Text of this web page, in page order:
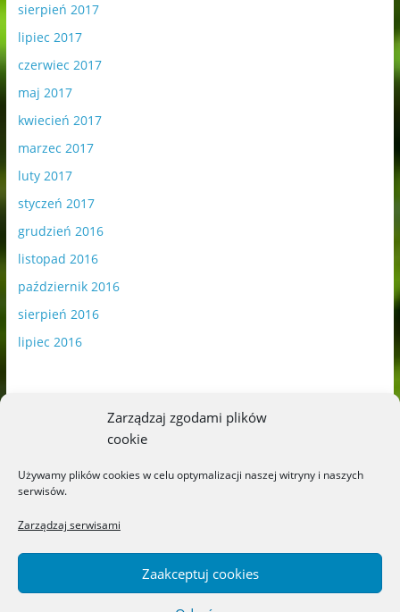
Zarządzaj zgodami plików
cookie
Używamy plików cookies w celu optymalizacji naszej witryny i naszych
serwisów.
Zarządzaj serwisami
Zaakceptuj cookies
sierpień 2017
lipiec 2017
czerwiec 2017
maj 2017
kwiecień 2017
marzec 2017
luty 2017
styczeń 2017
grudzień 2016
listopad 2016
październik 2016
sierpień 2016
lipiec 2016